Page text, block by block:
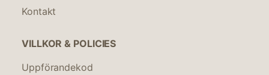
Kontakt
VILLKOR & POLICIES
Uppförandekod